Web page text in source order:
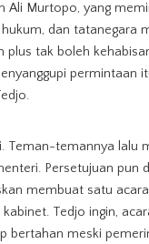
Ali Murtopo, yang
dan tatanegara
plus tak boleh
permintaan
Teman-temannya lalu
Persetujuan pun
membuat satu
Tedjo ingin,
bertahan meski